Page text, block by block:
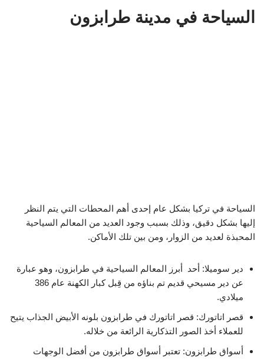
السياحة في مدينة طرابزون
السياحة في تركيا بشكل عام إحدى أهم المحطات التي يتم النظر
إليها بشكل دقيق، وذلك بسبب وجود العديد من المعالم السياحية
المحبذة لعديد من الزوار، ومن بين تلك الأماكن.
دير سوميلا: أحد أبرز المعالم السياحية في طرابزون، وهو عبارة
عن دير مسيحي قديم تم بناؤه من قِبل كبار الكهنة عام 386
ميلادي.
قصر اتاتورك: قصر اتاتورك في طرابزون بلونه الأبيض الجذاب يتيح
للعملاء أخذ الصور التذكارية الرائعة من خلاله.
أسواق طرابزون: تعتبر أسواق طرابزون من أفضل الوجهات